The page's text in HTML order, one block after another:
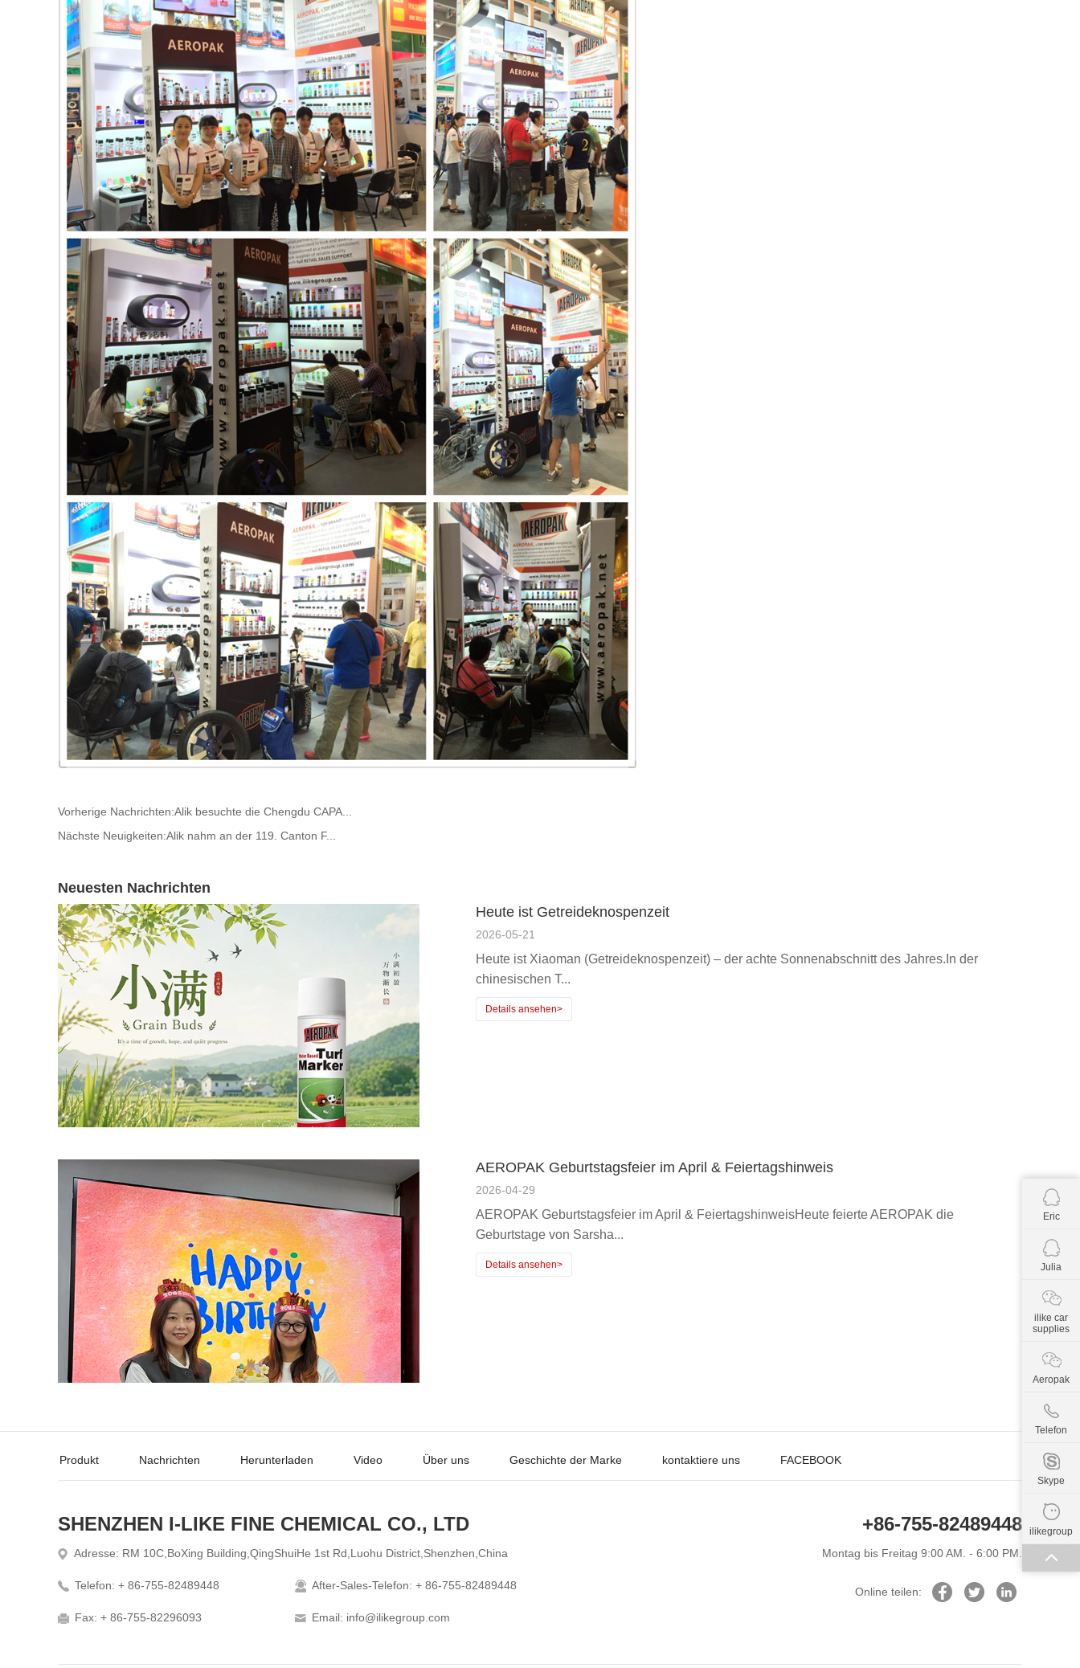
Vorherige Nachrichten:Alik besuchte die Chengdu CAPA...
Nächste Neuigkeiten:Alik nahm an der 119. Canton F...
Neuesten Nachrichten
Heute ist Getreideknospenzeit
2026-05-21
Heute ist Xiaoman (Getreideknospenzeit) – der achte Sonnenabschnitt des Jahres.In der
chinesischen T...
AEROPAK Geburtstagsfeier im April & Feiertagshinweis
2026-04-29
AEROPAK Geburtstagsfeier im April & FeiertagshinweisHeute feierte AEROPAK die
Geburtstage von Sarsha...
Produkt Nachrichten Herunterladen Video Über uns Geschichte der Marke kontaktiere uns FACEBOOK
SHENZHEN I-LIKE FINE CHEMICAL CO., LTD
Adresse: RM 10C,BoXing Building,QingShuiHe 1st Rd,Luohu District,Shenzhen,China
Telefon: + 86-755-82489448 After-Sales-Telefon: + 86-755-82489448
Fax: + 86-755-82296093 Email: info@ilikegroup.com
+86-755-82489448
Montag bis Freitag 9:00 AM. - 6:00 PM.
Online teilen:
Eric
Julia
ilike car
supplies
Aeropak
Telefon
Skype
ilikegroup